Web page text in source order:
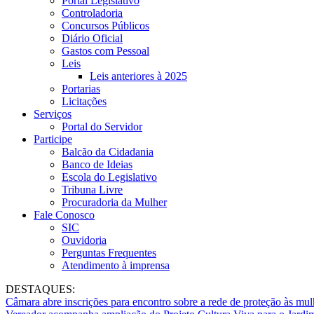
Controladoria
Concursos Públicos
Diário Oficial
Gastos com Pessoal
Leis
Leis anteriores à 2025
Portarias
Licitações
Serviços
Portal do Servidor
Participe
Balcão da Cidadania
Banco de Ideias
Escola do Legislativo
Tribuna Livre
Procuradoria da Mulher
Fale Conosco
SIC
Ouvidoria
Perguntas Frequentes
Atendimento à imprensa
DESTAQUES:
Câmara abre inscrições para encontro sobre a rede de proteção às